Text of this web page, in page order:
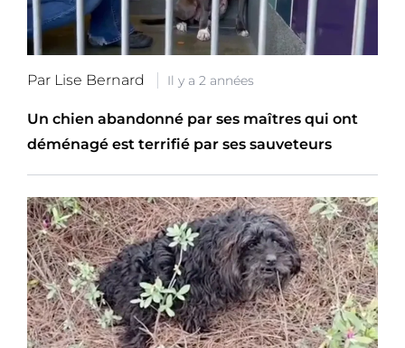
Par Lise Bernard Il y a 2 années
Un chien abandonné par ses maîtres qui ont
déménagé est terrifié par ses sauveteurs